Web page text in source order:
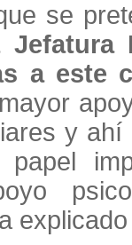
se
a este
y